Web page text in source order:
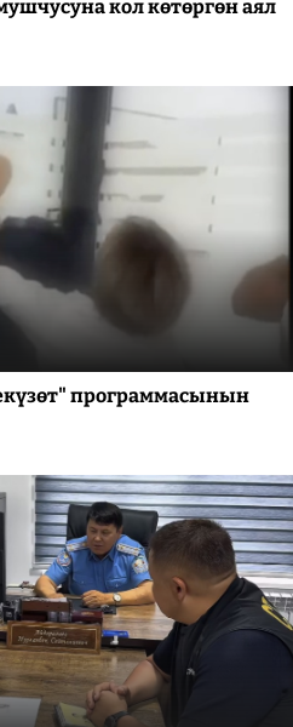
кол көтөргөн аял
программасынын